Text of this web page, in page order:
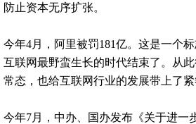
防止资本无序扩张。
今年4月，阿里被罚181亿。这是一个
互联网最野蛮生长的时代结束了。从
常态，也给互联网行业的发展带上了紧
今年7月，中办、国办发布《关于进一